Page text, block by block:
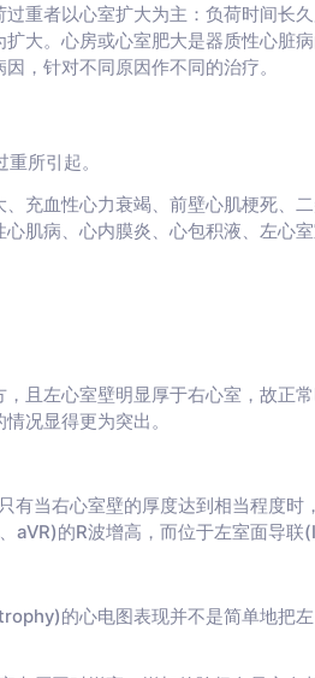
重者以心室扩大为主：负荷时间长
大。心房或心室肥大是器质性心脏
，针对不同原因作不同的治疗。
所引起。
充血性心力衰竭、前壁心肌梗死、
肌病、心内膜炎、心包积液、左心
且左心室壁明显厚于右心室，故正
况显得更为突出。
有当右心室壁的厚度达到相当程度时
aVR)的R波增高，而位于左室面导联
的心电图表现并不是简单地把左